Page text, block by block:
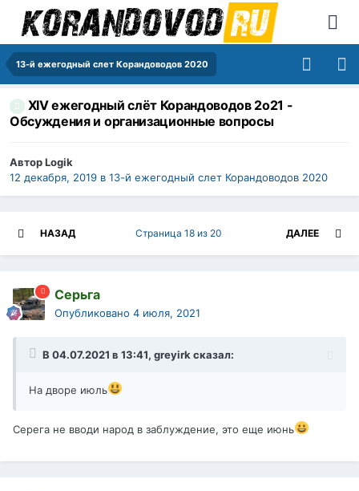
13-й ежегодный слет Корандоводов 2020
XIV ежегодный слёт Корандоводов 2о21 -
Обсуждения и организационные вопросы
АвторLogik
12 декабря, 2019 в 13-й ежегодный слет Корандоводов 2020
НАЗАД ДАЛЕЕ
Страница 18 из 20
Серьга
Опубликовано 4 июля, 2021
В 04.07.2021 в 13:41, greyirk сказал:
На дворе июль
Серега не вводи народ в заблуждение, это еще июнь